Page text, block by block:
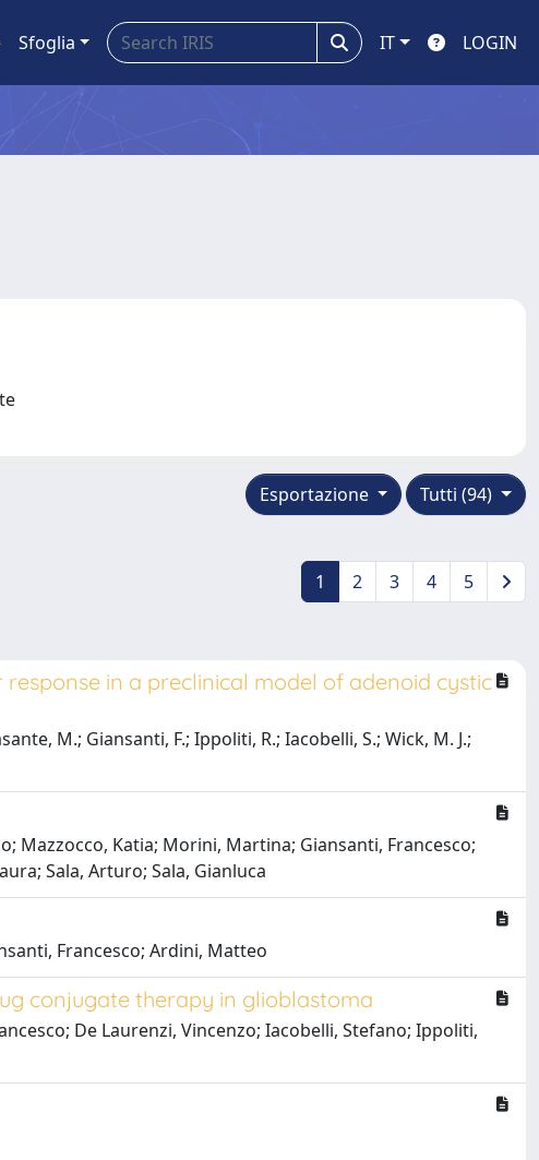
Sfoglia IT LOGIN
Tutti (94)
Esportazione
1 2 3 4 5
in a preclinical model of adenoid cystic
M.; Giansanti, F.; Ippoliti, R.; Iacobelli, S.; Wick, M. J.;
Mazzocco, Katia; Morini, Martina; Giansanti, Francesco;
Sala, Arturo; Sala, Gianluca
Francesco; Ardini, Matteo
conjugate therapy in glioblastoma
De Laurenzi, Vincenzo; Iacobelli, Stefano; Ippoliti,